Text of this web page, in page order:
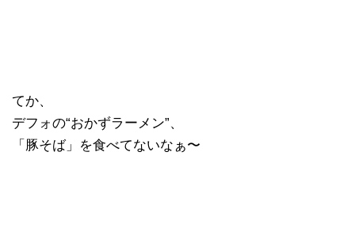
てか、
デフォの“おかずラーメン”、
「豚そば」を食べてないなぁ〜